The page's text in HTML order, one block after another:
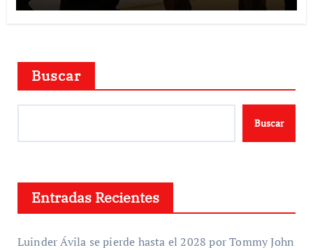
Buscar
Buscar
Entradas Recientes
Luinder Ávila se pierde hasta el 2028 por Tommy John